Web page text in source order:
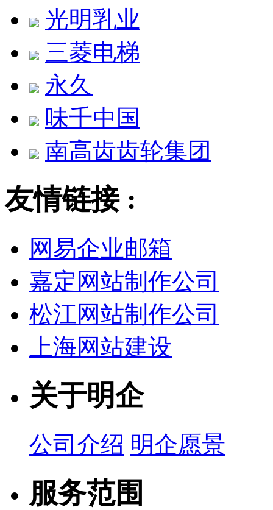
光明乳业
三菱电梯
永久
味千中国
南高齿齿轮集团
友情链接 :
网易企业邮箱
嘉定网站制作公司
松江网站制作公司
上海网站建设
关于明企
公司介绍 明企愿景
服务范围